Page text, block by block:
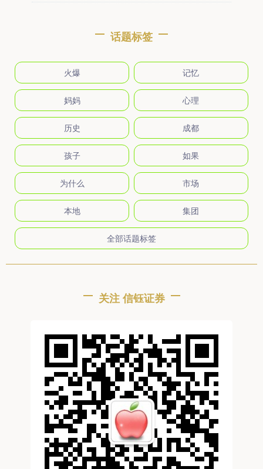
话题标签
火爆 记忆
妈妈 心理
历史 成都
孩子 如果
为什么 市场
本地 集团
全部话题标签
关注 信钰证券